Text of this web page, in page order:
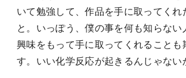
いて勉強して、作品を手に取ってくれ
と。いっぽう、僕の事を何も知らない
興味をもって手に取ってくれることも
す。いい化学反応が起きるんじゃない